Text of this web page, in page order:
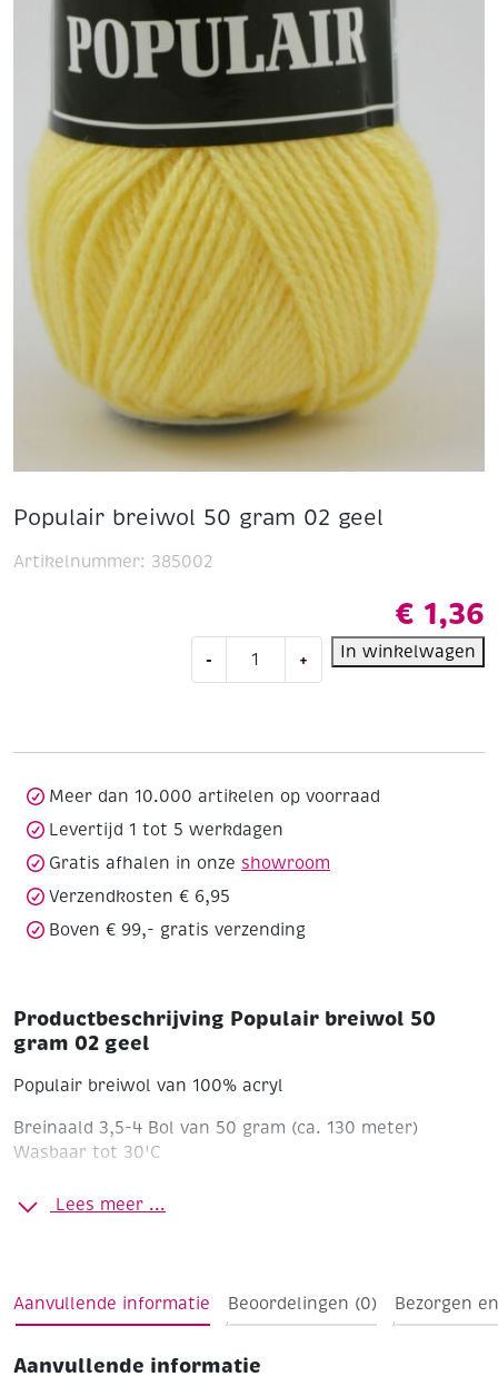
Populair breiwol 50 gram 02 geel
€ 1,36
-
aantal
+ In winkelwagen
Artikelnummer: 385002
Meer dan 10.000 artikelen op voorraad
Levertijd 1 tot 5 werkdagen
Gratis afhalen in onze showroom
Verzendkosten € 6,95
Boven € 99,- gratis verzending
Productbeschrijving Populair breiwol 50
gram 02 geel
Populair breiwol van 100% acryl
Breinaald 3,5-4 Bol van 50 gram (ca. 130 meter)
Wasbaar tot 30'C
Lees meer ...
Aanvullende informatie Beoordelingen (0) Bezorgen
Aanvullende informatie